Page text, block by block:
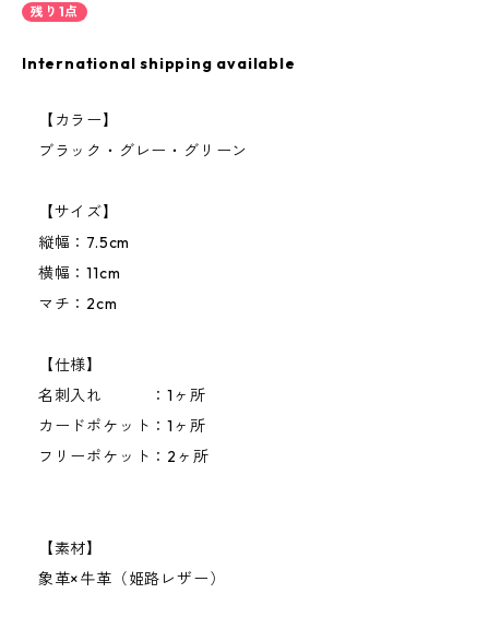
残り1点
International shipping available
【カラー】
ブラック・グレー・グリーン
【サイズ】
縦幅：7.5cm
横幅：11cm
マチ：2cm
【仕様】
名刺入れ ：1ヶ所
カードポケット：1ヶ所
フリーポケット：2ヶ所
【素材】
象革×牛革（姫路レザー）